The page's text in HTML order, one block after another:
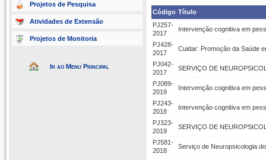
Projetos de Pesquisa
Atividades de Extensão
Projetos de Monitoria
Ir ao Menu Principal
Código Título
PJ257-
2017
Intervenção cognitiva em
PJ428-
2017
Cuidar: Promoção da Saúde
PJ042-
2017
SERVIÇO DE
PJ089-
2019
Intervenção cognitiva em
PJ243-
2018
Intervenção cognitiva em
PJ323-
2019
SERVIÇO DE
PJ581-
2018
Serviço de Neuropsicologia